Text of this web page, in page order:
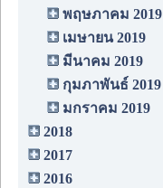
พฤษภาคม 2019
เมษายน 2019
มีนาคม 2019
กุมภาพันธ์ 2019
มกราคม 2019
2018
2017
2016